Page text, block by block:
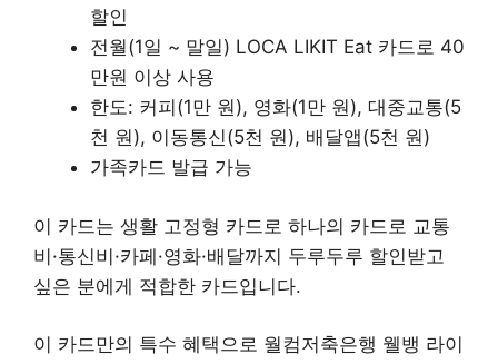
할인
전월(1일 ~ 말일) LOCA LIKIT Eat 카드로 40
만원 이상 사용
한도: 커피(1만 원), 영화(1만 원), 대중교통(5
천 원), 이동통신(5천 원), 배달앱(5천 원)
가족카드 발급 가능
이 카드는 생활 고정형 카드로 하나의 카드로 교통
비·통신비·카페·영화·배달까지 두루두루 할인받고
싶은 분에게 적합한 카드입니다.
이 카드만의 특수 혜택으로 월컴저축은행 웰뱅 라이